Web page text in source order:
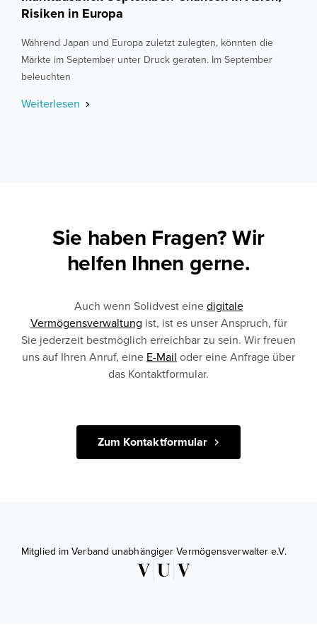
Risiken in Europa
Während Japan und Europa zuletzt zulegten, könnten die
Märkte im September unter Druck geraten. Im September
beleuchten
Weiterlesen
Sie haben Fragen? Wir
helfen Ihnen gerne.
Auch wenn Solidvest eine digitale
Vermögensverwaltung ist, ist es unser Anspruch, für
Sie jederzeit bestmöglich erreichbar zu sein. Wir freuen
uns auf Ihren Anruf, eine E-Mail oder eine Anfrage über
das Kontaktformular.
Zum Kontaktformular
Mitglied im Verband unabhängiger Vermögensverwalter e.V.